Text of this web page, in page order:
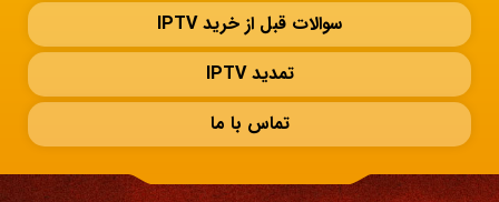
سوالات قبل از خرید IPTV
تمدید IPTV
تماس با ما